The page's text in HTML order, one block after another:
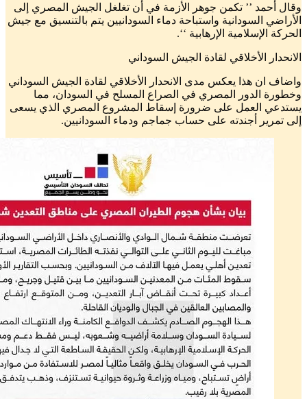
وقال أحمد ’’ تكمن جوهر الأزمة في أن تغلغل الجيش المصري إلى
الأراضي السودانية واستباحة دماء السودانيين يتم بالتنسيق مع جيش
الحركة الإسلامية الإرهابية ‘‘.
الانحدار الأخلاقي لقادة الجيش السوداني
واضاف ان هذا يعكس مدى الانحدار الأخلاقي لقادة الجيش السوداني
وخطورة الدور المصري في الصراع المسلح في السودان، مما
يستدعي العمل على ضرورة إسقاط المشروع المصري الذي يسعى
إلى تمرير أجندته على حساب جماجم ودماء السودانيين.